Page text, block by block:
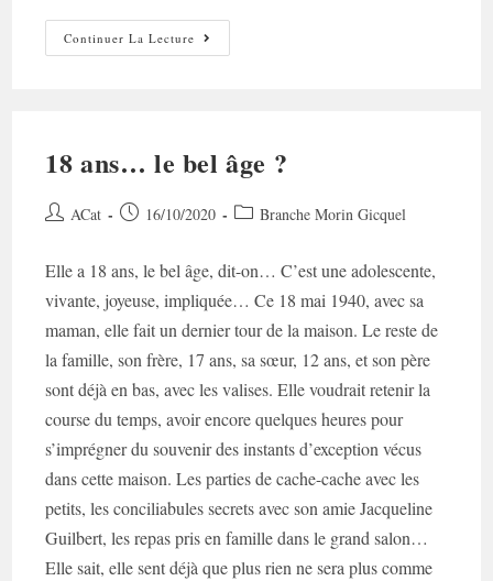
Continuer La Lecture Lui,
Louis,
18 ans… le bel âge ?
Auteur/autrice
publication :
ACat
Post 16/10/2020
PostBranche Morin Gicquel
Elle a 18 ans, le bel âge, dit-on… C’est une adolescente,
vivante, joyeuse, impliquée… Ce 18 mai 1940, avec sa
maman, elle fait un dernier tour de la maison. Le reste de
la famille, son frère, 17 ans, sa sœur, 12 ans, et son père
sont déjà en bas, avec les valises. Elle voudrait retenir la
course du temps, avoir encore quelques heures pour
s’imprégner du souvenir des instants d’exception vécus
dans cette maison. Les parties de cache-cache avec les
petits, les conciliabules secrets avec son amie Jacqueline
Guilbert, les repas pris en famille dans le grand salon…
Elle sait, elle sent déjà que plus rien ne sera plus comme